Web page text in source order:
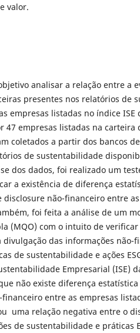
valor.
analisar a relação entre a
presentes nos relatórios de
empresas listadas no índice ISE
47 empresas listadas na carteira
coletados a partir dos bancos
de sustentabilidade
dos dados, foi realizado um
a existência de diferença
não-financeiro entre
foi feita a análise de um
(MQO) com o intuito de verificar
das informações não-
de sustentabilidade e ações
Empresarial (ISE)
não existe diferença
entre as empresas
uma relação negativa entre o
de sustentabilidade e práticas